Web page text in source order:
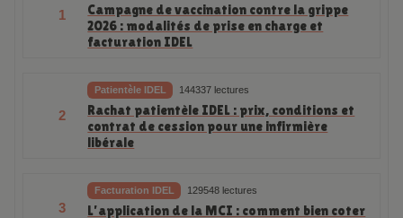
1
Campagne de vaccination contre la grippe
2026 : modalités de prise en charge et
facturation IDEL
2
Patientèle IDEL 144337 lectures
Rachat patientèle IDEL : prix, conditions et
contrat de cession pour une infirmière
libérale
3
Facturation IDEL 129548 lectures
L’application de la MCI : comment bien coter